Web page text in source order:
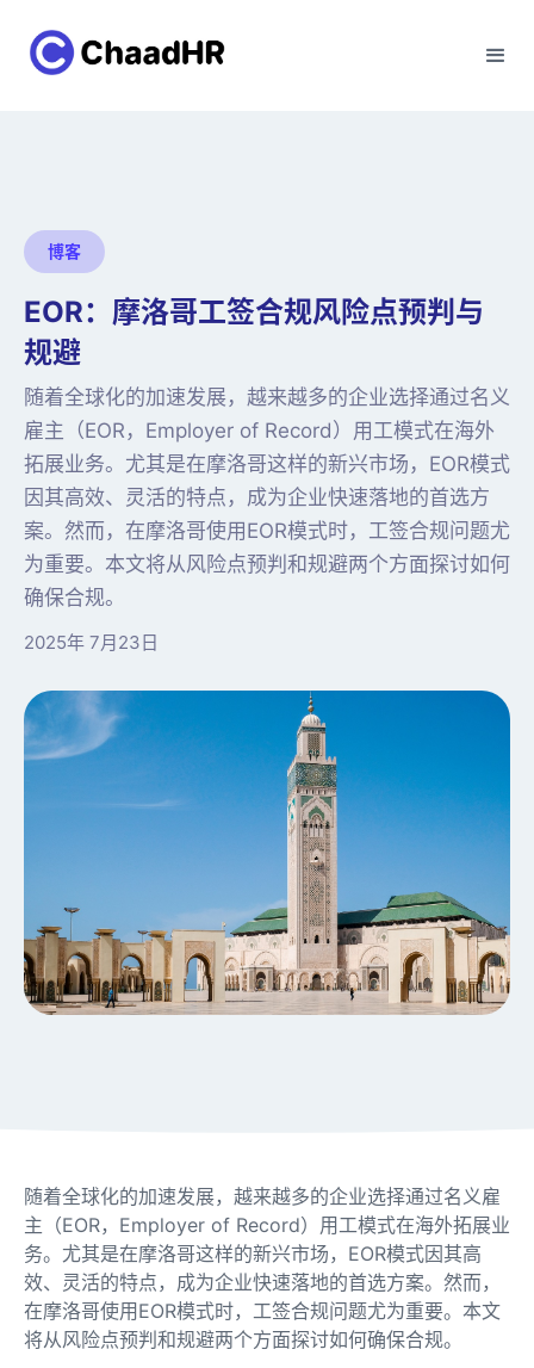
博客
EOR：摩洛哥工签合规风险点预判与
规避
随着全球化的加速发展，越来越多的企业选择通过名义
雇主（EOR，Employer of Record）用工模式在海外
拓展业务。尤其是在摩洛哥这样的新兴市场，EOR模式
因其高效、灵活的特点，成为企业快速落地的首选方
案。然而，在摩洛哥使用EOR模式时，工签合规问题尤
为重要。本文将从风险点预判和规避两个方面探讨如何
确保合规。
2025年 7月23日
随着全球化的加速发展，越来越多的企业选择通过名义雇
主（EOR，Employer of Record）用工模式在海外拓展业
务。尤其是在摩洛哥这样的新兴市场，EOR模式因其高
效、灵活的特点，成为企业快速落地的首选方案。然而，
在摩洛哥使用EOR模式时，工签合规问题尤为重要。本文
将从风险点预判和规避两个方面探讨如何确保合规。